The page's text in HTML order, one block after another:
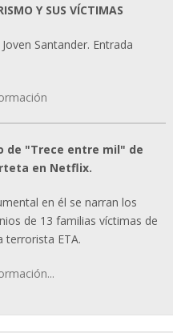
Y SUS VÍCTIMAS
Santander. Entrada
de "Trece entre mil" de
en Netflix.
en él se narran los
de 13 familias víctimas de
terrorista ETA.